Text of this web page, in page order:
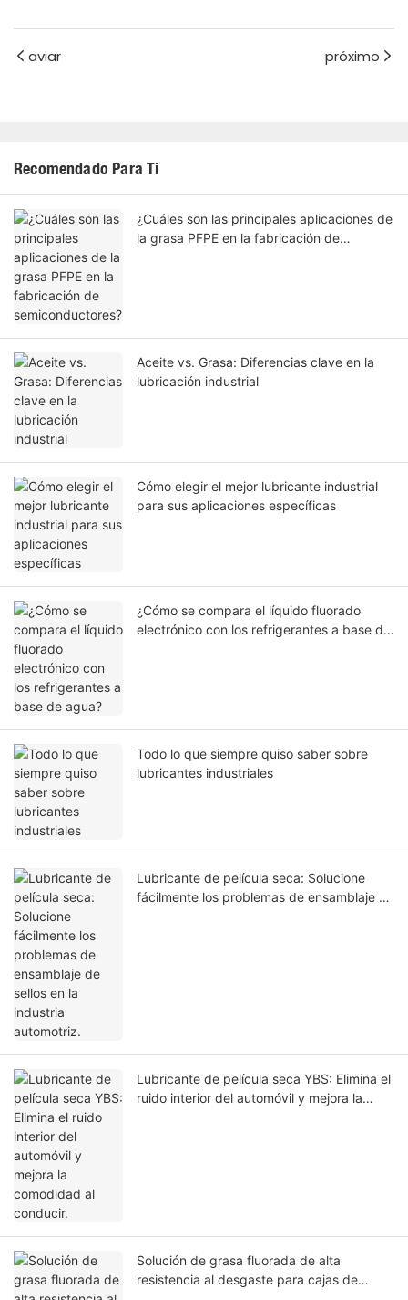
aviar próximo
Recomendado Para Ti
¿Cuáles son las principales aplicaciones de
la grasa PFPE en la fabricación de
Aceite vs. Grasa: Diferencias clave en la
lubricación industrial
Cómo elegir el mejor lubricante industrial
para sus aplicaciones específicas
¿Cómo se compara el líquido fluorado
electrónico con los refrigerantes a base de
Todo lo que siempre quiso saber sobre
lubricantes industriales
Lubricante de película seca: Solucione
fácilmente los problemas de ensamblaje de
Lubricante de película seca YBS: Elimina el
ruido interior del automóvil y mejora la
Solución de grasa fluorada de alta
resistencia al desgaste para cajas de